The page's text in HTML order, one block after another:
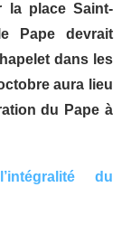
la place Saint-
Pape devrait
dans les
aura lieu
du Pape à